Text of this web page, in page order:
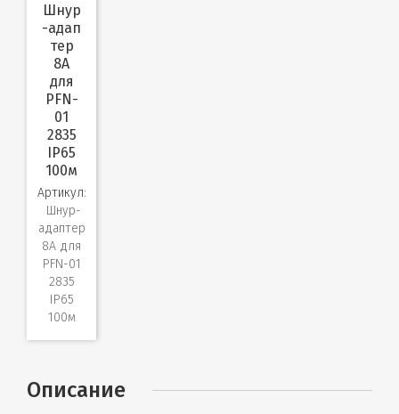
Шнур
-адап
тер
8A
для
PFN-
01
2835
IP65
100м
Артикул:
Шнур-
адаптер
8A для
PFN-01
2835
IP65
100м
Описание